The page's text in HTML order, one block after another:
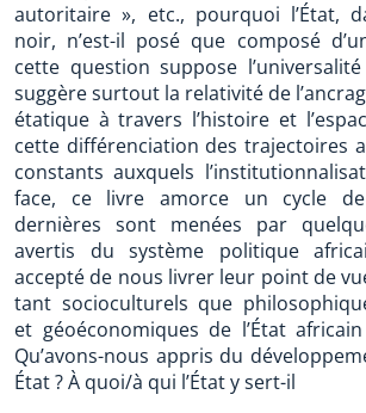
autoritaire », etc., pourquoi l’État,
noir, n’est-il posé que composé
cette question suppose
suggère surtout la relativité de
étatique à travers l’histoire et
cette différenciation des trajectoires
constants auxquels
face, ce livre amorce un cycle de
dernières sont menées par
avertis du système politique
accepté de nous livrer leur point de
tant socioculturels que
et géoéconomiques de l’État
Qu’avons-nous appris du
État ? À quoi/à qui l’État y sert-il